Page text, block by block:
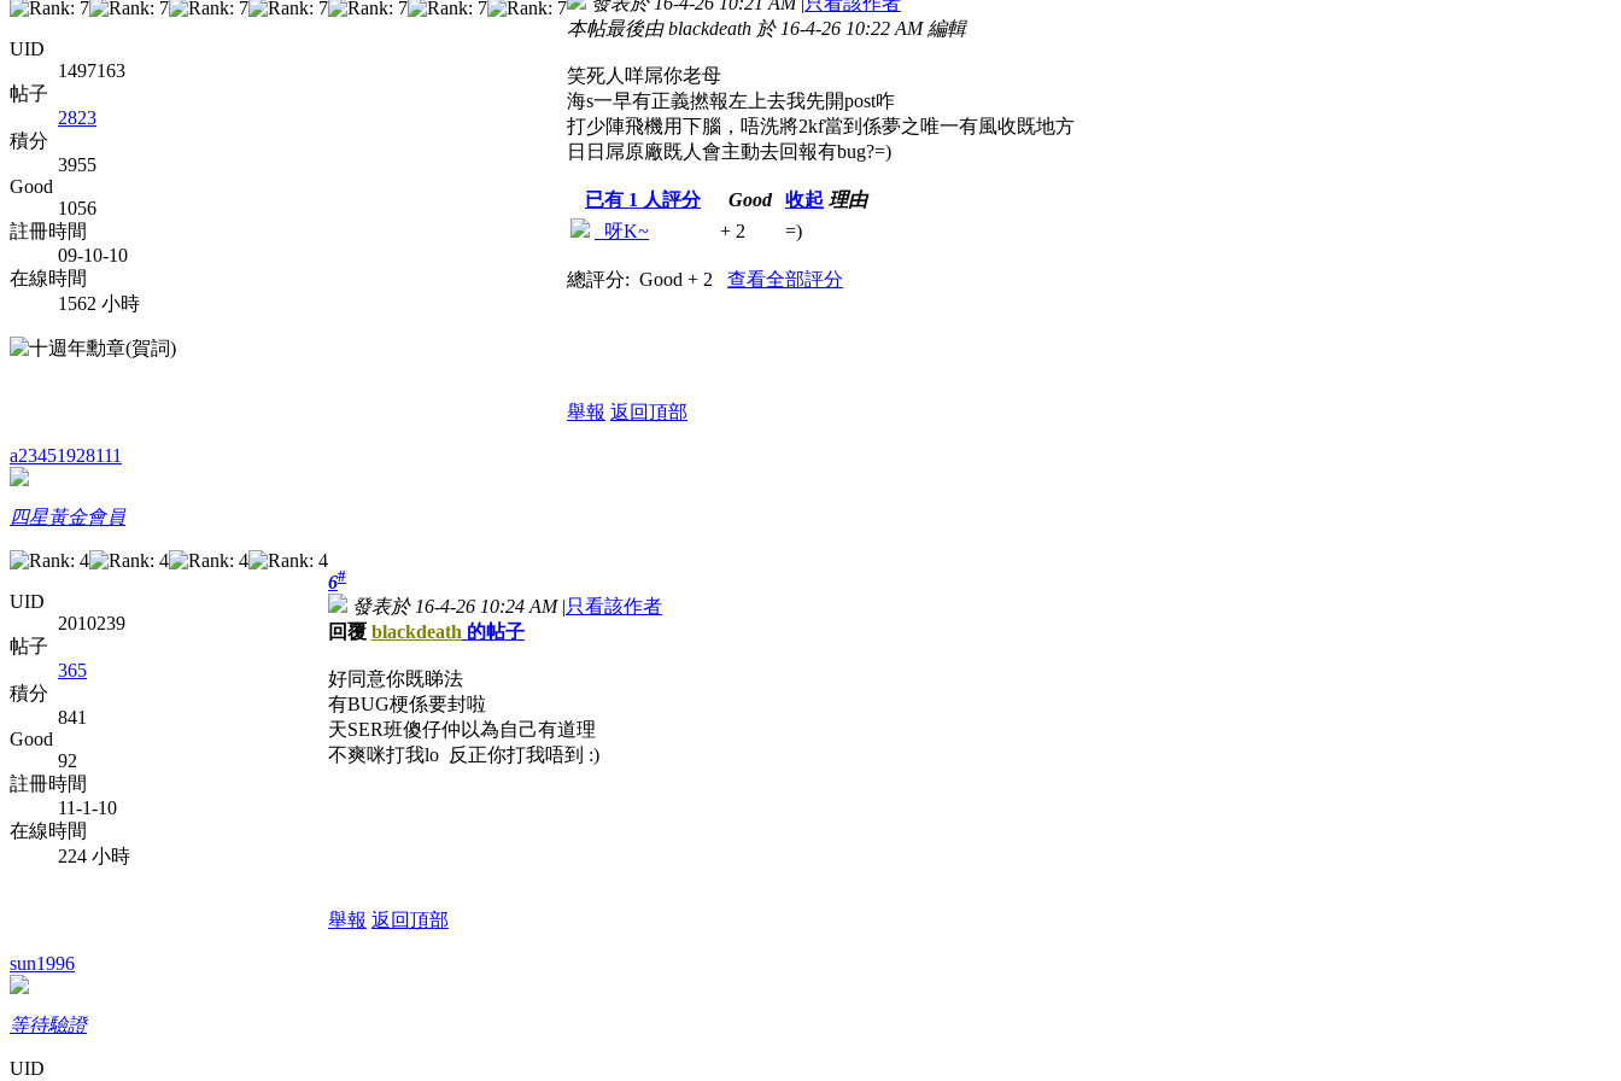
UID
1497163
帖子
2823
積分
3955
Good
1056
註冊時間
09-10-10
在線時間
1562 小時
本帖最後由 blackdeath 於 16-4-26 10:22 AM 編輯
笑死人咩屌你老母
海s一早有正義撚報左上去我先開post咋
打少陣飛機用下腦，唔洗將2kf當到係夢之唯一有風收既地方
日日屌原廠既人會主動去回報有bug?=)
已有 1 人評分 Good 收起 理由
_呀K~
+ 2 =)
總評分: Good + 2 查看全部評分
舉報 返回頂部
a23451928111
四星黃金會員
UID
2010239
帖子
365
積分
841
Good
92
註冊時間
11-1-10
在線時間
224 小時
6#
發表於 16-4-26 10:24 AM |只看該作者
回覆 blackdeath 的帖子
好同意你既睇法
有BUG梗係要封啦
天SER班傻仔仲以為自己有道理
不爽咪打我lo 反正你打我唔到 :)
舉報 返回頂部
sun1996
等待驗證
UID